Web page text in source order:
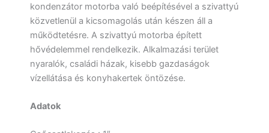
kondenzátor motorba való beépítésével a szivattyú
közvetlenül a kicsomagolás után készen áll a
működtetésre. A szivattyú motorba épített
hővédelemmel rendelkezik. Alkalmazási terület
nyaralók, családi házak, kisebb gazdaságok
vízellátása és konyhakertek öntözése.
Adatok